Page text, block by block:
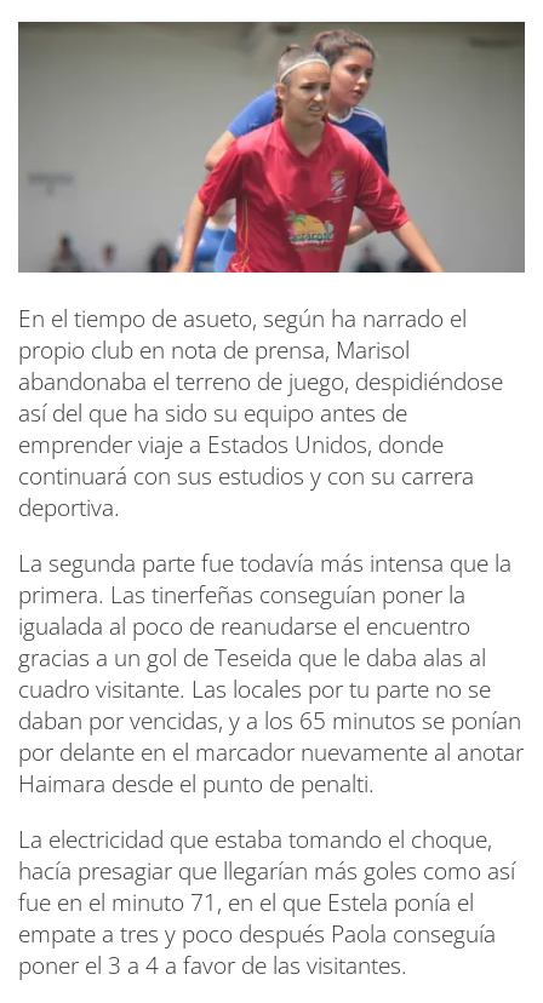
En el tiempo de asueto, según ha narrado el
propio club en nota de prensa, Marisol
abandonaba el terreno de juego, despidiéndose
así del que ha sido su equipo antes de
emprender viaje a Estados Unidos, donde
continuará con sus estudios y con su carrera
deportiva.
La segunda parte fue todavía más intensa que la
primera. Las tinerfeñas conseguían poner la
igualada al poco de reanudarse el encuentro
gracias a un gol de Teseida que le daba alas al
cuadro visitante. Las locales por tu parte no se
daban por vencidas, y a los 65 minutos se ponían
por delante en el marcador nuevamente al anotar
Haimara desde el punto de penalti.
La electricidad que estaba tomando el choque,
hacía presagiar que llegarían más goles como así
fue en el minuto 71, en el que Estela ponía el
empate a tres y poco después Paola conseguía
poner el 3 a 4 a favor de las visitantes.